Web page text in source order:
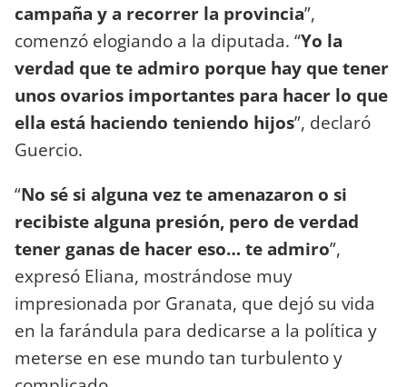
campaña y a recorrer la provincia”,
comenzó elogiando a la diputada. “Yo la
verdad que te admiro porque hay que tener
unos ovarios importantes para hacer lo que
ella está haciendo teniendo hijos”, declaró
Guercio.
“No sé si alguna vez te amenazaron o si
recibiste alguna presión, pero de verdad
tener ganas de hacer eso… te admiro”,
expresó Eliana, mostrándose muy
impresionada por Granata, que dejó su vida
en la farándula para dedicarse a la política y
meterse en ese mundo tan turbulento y